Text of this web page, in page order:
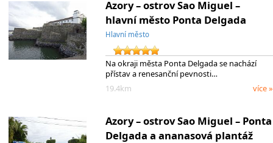
Azory – ostrov Sao Miguel –
hlavní město Ponta Delgada
Hlavní město
Na okraji města Ponta Delgada se nachází
přístav a renesanční pevnosti…
19.4km
více »
Azory – ostrov Sao Miguel – Ponta
Delgada a ananasová plantáž